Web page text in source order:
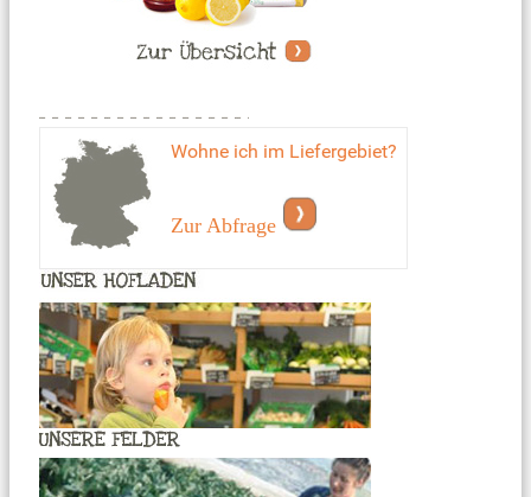
Wohne ich im Liefergebiet?
Zur Abfrage